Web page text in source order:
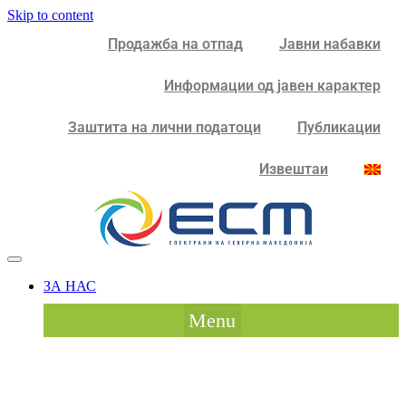
Skip to content
Продажба на отпад Јавни набавки
Информации од јавен карактер
Заштита на лични податоци Публикации
Извештаи
ЗА НАС
Menu